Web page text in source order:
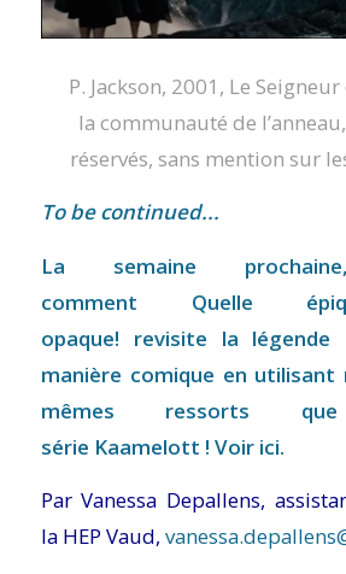
P. Jackson, 2001, Le Seigneur
lacommunauté de l’anneau
réservés, sans mention sur
To be continued...
La semaine
comment Quelle
opaque! revisite la légende
manière comique en
mêmes ressorts que
série Kaamelott ! Voir ici.
Par Vanessa Depallens,
la HEP Vaud,